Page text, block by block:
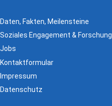
Daten, Fakten, Meilensteine
Soziales Engagement & Forschung
Jobs
Kontaktformular
Impressum
Datenschutz